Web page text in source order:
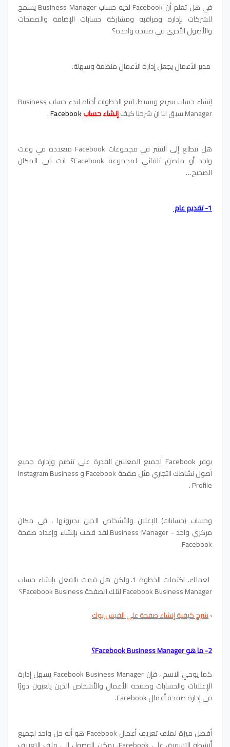
في هل تعلم أن Facebook لديه حساب Business Manager يسمح
للشركات بإدارة ومراقبة ومشاركة حسابات الإضافة والصفحات
والأصول الأخرى في صفحة واحدة؟
مدير الأعمال يجعل إدارة الأعمال منظمة وسهلة.
إنشاء حساب سريع وبسيط. اتبع الخطوات أدناه لبدء حساب Business
Manager.سبق لنا ان شرحنا كيف
إنشاء حسابFacebook
.
هل تتطلع إلى النشر في مجموعات Facebook متعددة في وقت
واحد أو ملصق تلقائي لمجموعة Facebook؟ انت في المكان
الصحيح…
1- تقديم عام
يوفر Facebook لجميع المعلنين القدرة على تنظيم وإدارة جميع
أصول نشاطك التجاري مثل صفحة Facebook و Instagram Business
Profile .
وحساب (حسابات) الإعلان والأشخاص الذين يديرونها ، في مكان
مركزي واحد - Business Manager.لقد قمت بإنشاء وإعداد صفحة
Facebook.
لعملك. اكتملت الخطوة 1. ولكن هل قمت بالفعل بإنشاء حساب
Facebook Business Manager لتلك الصفحة Facebook Business؟
›شرح كيفية إنشاء صفحة على الفيس بوك
2- ما هو Facebook Business Manager؟
كما يوحي الاسم ، فإن Facebook Business Manager يسهل إدارة
الإعلانات والحسابات وصفحة الأعمال والأشخاص الذين يلعبون دورًا
في إدارة صفحة أعمال Facebook.
أفضل ميزة لملف تعريف أعمال Facebook هو أنه حل واحد لجميع